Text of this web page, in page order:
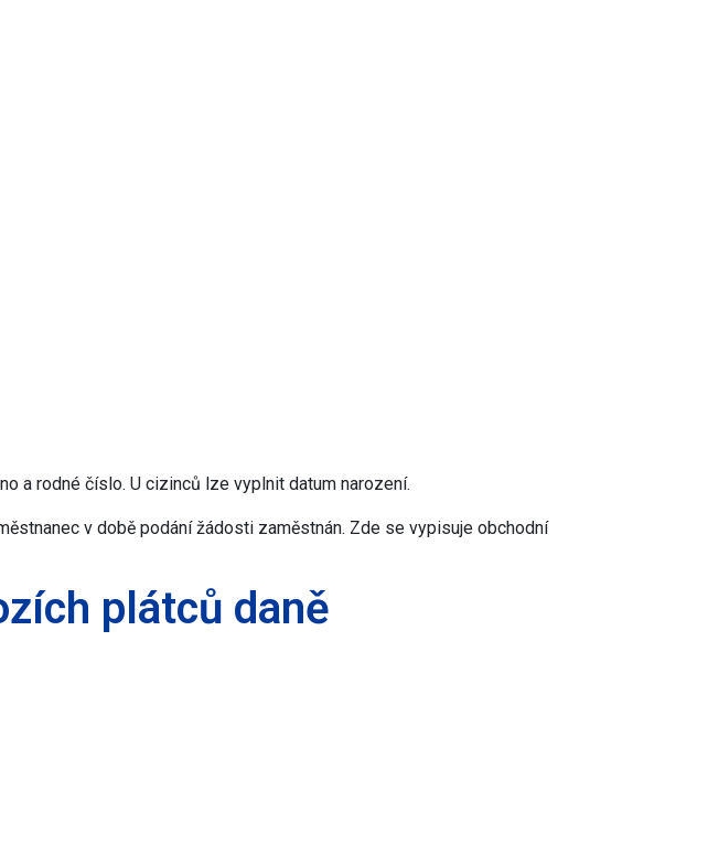
a rodné číslo. U cizinců lze vyplnit datum narození.
v době podání žádosti zaměstnán. Zde se vypisuje obchodní
plátců daně